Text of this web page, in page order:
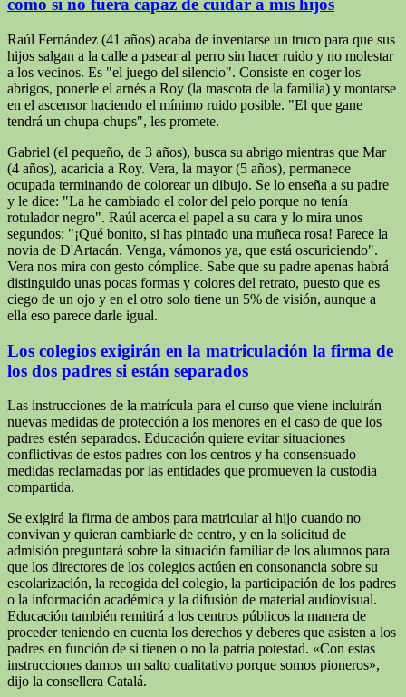
como si no fuera capaz de cuidar a mis hijos
Raúl Fernández (41 años) acaba de inventarse un truco para que sus
hijos salgan a la calle a pasear al perro sin hacer ruido y no molestar
a los vecinos. Es "el juego del silencio". Consiste en coger los
abrigos, ponerle el arnés a Roy (la mascota de la familia) y montarse
en el ascensor haciendo el mínimo ruido posible. "El que gane
tendrá un chupa-chups", les promete.
Gabriel (el pequeño, de 3 años), busca su abrigo mientras que Mar
(4 años), acaricia a Roy. Vera, la mayor (5 años), permanece
ocupada terminando de colorear un dibujo. Se lo enseña a su padre
y le dice: "La he cambiado el color del pelo porque no tenía
rotulador negro". Raúl acerca el papel a su cara y lo mira unos
segundos: "¡Qué bonito, si has pintado una muñeca rosa! Parece la
novia de D'Artacán. Venga, vámonos ya, que está oscuriciendo".
Vera nos mira con gesto cómplice. Sabe que su padre apenas habrá
distinguido unas pocas formas y colores del retrato, puesto que es
ciego de un ojo y en el otro solo tiene un 5% de visión, aunque a
ella eso parece darle igual.
Los colegios exigirán en la matriculación la firma de
los dos padres si están separados
Las instrucciones de la matrícula para el curso que viene incluirán
nuevas medidas de protección a los menores en el caso de que los
padres estén separados. Educación quiere evitar situaciones
conflictivas de estos padres con los centros y ha consensuado
medidas reclamadas por las entidades que promueven la custodia
compartida.
Se exigirá la firma de ambos para matricular al hijo cuando no
convivan y quieran cambiarle de centro, y en la solicitud de
admisión preguntará sobre la situación familiar de los alumnos para
que los directores de los colegios actúen en consonancia sobre su
escolarización, la recogida del colegio, la participación de los padres
o la información académica y la difusión de material audiovisual.
Educación también remitirá a los centros públicos la manera de
proceder teniendo en cuenta los derechos y deberes que asisten a los
padres en función de si tienen o no la patria potestad. «Con estas
instrucciones damos un salto cualitativo porque somos pioneros»,
dijo la consellera Catalá.